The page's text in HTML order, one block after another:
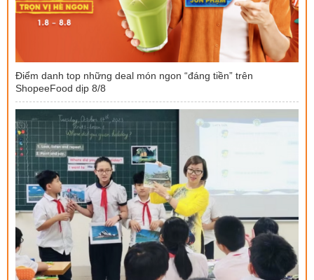
Điểm danh top những deal món ngon “đáng tiền” trên
ShopeeFood dịp 8/8